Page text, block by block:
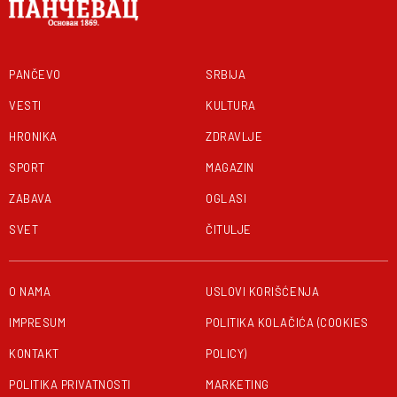
PANČEVO
VESTI
HRONIKA
SPORT
ZABAVA
SVET
SRBIJA
KULTURA
ZDRAVLJE
MAGAZIN
OGLASI
ČITULJE
O NAMA
IMPRESUM
KONTAKT
POLITIKA PRIVATNOSTI
USLOVI KORIŠĆENJA
POLITIKA KOLAČIĆA (COOKIES
POLICY)
MARKETING